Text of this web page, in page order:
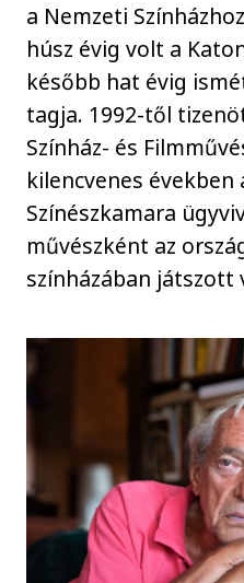
a Nemzeti
húsz évig volt a
később hat évig
tagja. 1992-től
Színház- és
kilencvenes években
Színészkamara
művészként az
színházában játszott